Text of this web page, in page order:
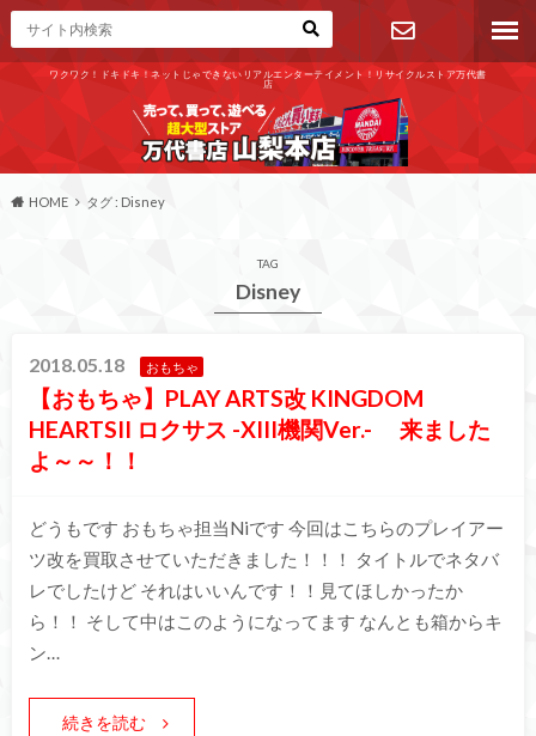
ワクワク！ドキドキ！ネットじゃできないリアルエンターテイメント！リサイクルストア万代書
店
お問い合わ
せ
HOME タグ : Disney
TAG
Disney
2018.05.18 おもちゃ
【おもちゃ】PLAY ARTS改 KINGDOM
HEARTSII ロクサス -XIII機関Ver.- 来ました
よ～～！！
どうもです おもちゃ担当Niです 今回はこちらのプレイアー
ツ改を買取させていただきました！！！ タイトルでネタバ
レでしたけど それはいいんです！！見てほしかったか
ら！！ そして中はこのようになってます なんとも箱からキ
ン…
続きを読む